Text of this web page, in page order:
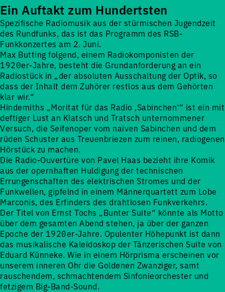
Ein Auftakt zum Hundertsten
Spezifische Radiomusik aus der stürmischen Jugendzeit
des Rundfunks, das ist das Programm des RSB-
Funkkonzertes am 2. Juni.
Max Butting folgend, einem Radiokomponisten der
1920er-Jahre, besteht die Grundanforderung an ein
Radiostück in „der absoluten Ausschaltung der Optik, so
dass der Inhalt dem Zuhörer restlos aus dem Gehörten
klar wir.“
Hindemiths „Moritat für das Radio ‚Sabinchen‘“ ist ein mit
deftiger Lust an Klatsch und Tratsch unternommener
Versuch, die Seifenoper vom naiven Sabinchen und dem
rüden Schuster aus Treuenbriezen zum reinen, radiogenen
Hörstück zu machen.
Die Radio-Ouvertüre von Pavel Haas bezieht ihre Komik
aus der opernhaften Huldigung der technischen
Errungenschaften des elektrischen Stromes und der
Funkwellen, gipfelnd in einem Männerquartett zum Lobe
Marconis, des Erfinders des drahtlosen Funkverkehrs.
Der Titel von Ernst Tochs „Bunter Suite“ könnte als Motto
über dem gesamten Abend stehen, ja über der ganzen
Epoche der 1920er-Jahre. Opulenter Höhepunkt ist dann
das musikalische Kaleidoskop der Tänzerischen Suite von
Eduard Künneke. Wie in einem Hörprisma erscheinen vor
unserem inneren Ohr die Goldenen Zwanziger, samt
rauschendem, schmachtendem Sinfonieorchester und
fetzigem Big-Band-Sound.